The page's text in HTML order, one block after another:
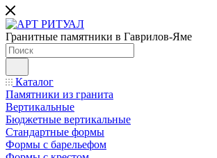
Гранитные памятники в Гаврилов-Яме
Каталог
Памятники из гранита
Вертикальные
Бюджетные вертикальные
Стандартные формы
Формы с барельефом